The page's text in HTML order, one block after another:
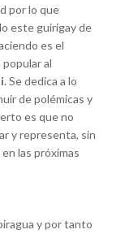
por lo que
este guirigay de
es el
al
. Se dedica a lo
de polémicas y
es que no
y representa, sin
las próximas
y por tanto